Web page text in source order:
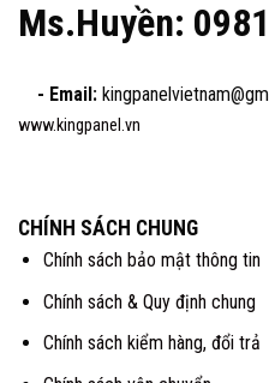
Ms.Huyền:
- Email:
www.kingpanel.vn
CHÍNH SÁCH CHUNG
Chính sách bảo mật thông tin
Chính sách & Quy định chung
Chính sách kiểm hàng, đổi trả